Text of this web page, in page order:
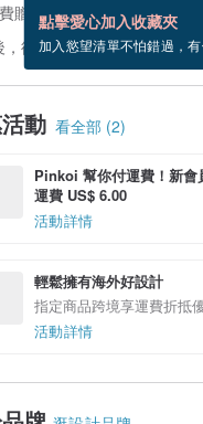
點擊愛心加入收藏夾
加入慾望清單不怕錯過，
贈送電子賀卡，結帳完成
，從備貨到寄出商品為 5 個
動 看全部 (2)
Pinkoi 幫你付運費！新會
運費 US$ 6.00
活動詳情
輕鬆擁有海外好設計
指定商品跨境享運費折抵
活動詳情